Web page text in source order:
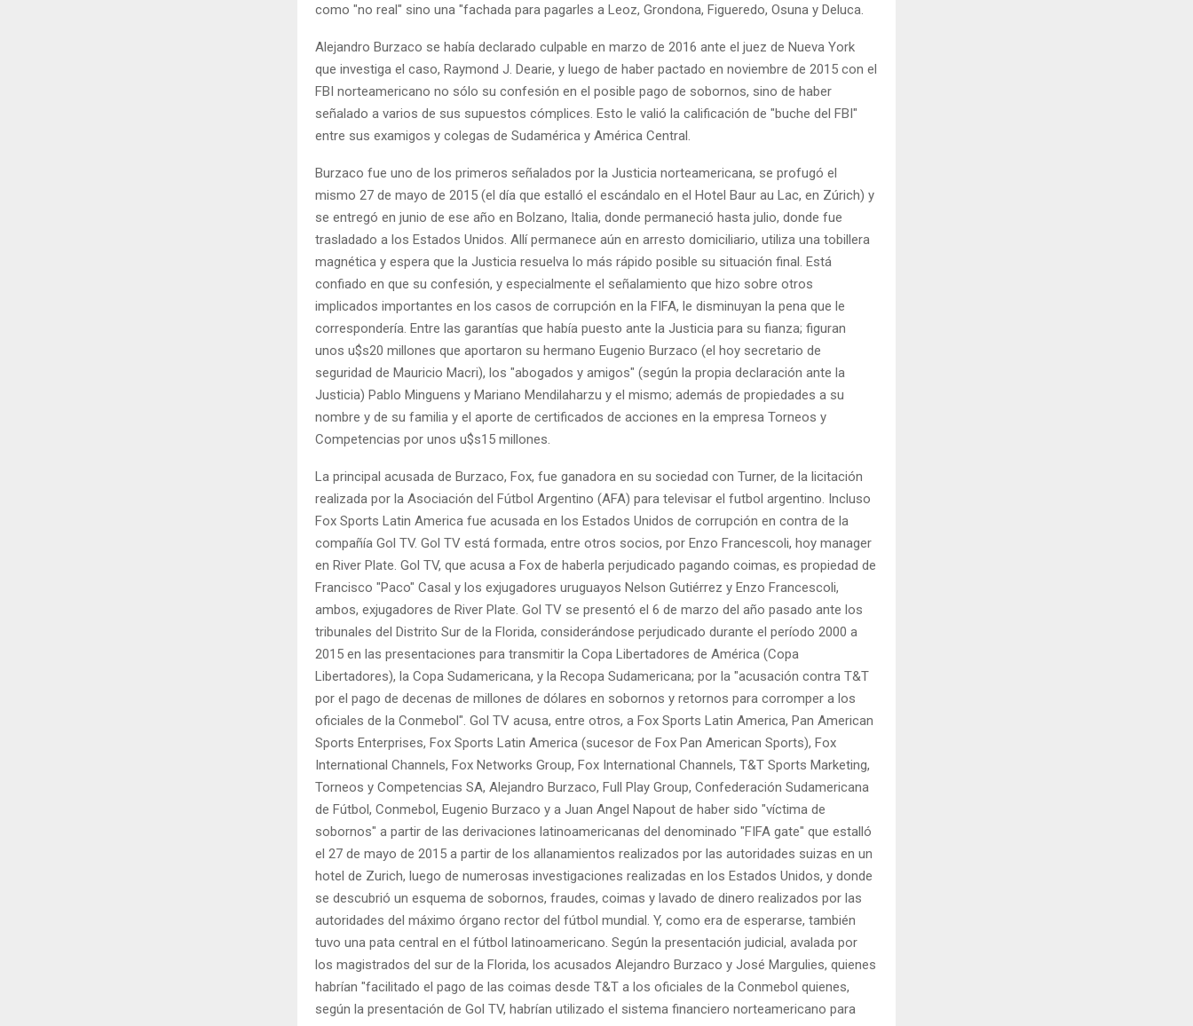
como "no real" sino una "fachada para pagarles a Leoz, Grondona, Figueredo, Osuna y Deluca.
Alejandro Burzaco se había declarado culpable en marzo de 2016 ante el juez de Nueva York
que investiga el caso, Raymond J. Dearie, y luego de haber pactado en noviembre de 2015 con el
FBI norteamericano no sólo su confesión en el posible pago de sobornos, sino de haber
señalado a varios de sus supuestos cómplices. Esto le valió la calificación de "buche del FBI"
entre sus examigos y colegas de Sudamérica y América Central.
Burzaco fue uno de los primeros señalados por la Justicia norteamericana, se profugó el
mismo 27 de mayo de 2015 (el día que estalló el escándalo en el Hotel Baur au Lac, en Zúrich) y
se entregó en junio de ese año en Bolzano, Italia, donde permaneció hasta julio, donde fue
trasladado a los Estados Unidos. Allí permanece aún en arresto domiciliario, utiliza una tobillera
magnética y espera que la Justicia resuelva lo más rápido posible su situación final. Está
confiado en que su confesión, y especialmente el señalamiento que hizo sobre otros
implicados importantes en los casos de corrupción en la FIFA, le disminuyan la pena que le
correspondería. Entre las garantías que había puesto ante la Justicia para su fianza; figuran
unos u$s20 millones que aportaron su hermano Eugenio Burzaco (el hoy secretario de
seguridad de Mauricio Macri), los "abogados y amigos" (según la propia declaración ante la
Justicia) Pablo Minguens y Mariano Mendilaharzu y el mismo; además de propiedades a su
nombre y de su familia y el aporte de certificados de acciones en la empresa Torneos y
Competencias por unos u$s15 millones.
La principal acusada de Burzaco, Fox, fue ganadora en su sociedad con Turner, de la licitación
realizada por la Asociación del Fútbol Argentino (AFA) para televisar el futbol argentino. Incluso
Fox Sports Latin America fue acusada en los Estados Unidos de corrupción en contra de la
compañía Gol TV. Gol TV está formada, entre otros socios, por Enzo Francescoli, hoy manager
en River Plate. Gol TV, que acusa a Fox de haberla perjudicado pagando coimas, es propiedad de
Francisco "Paco" Casal y los exjugadores uruguayos Nelson Gutiérrez y Enzo Francescoli,
ambos, exjugadores de River Plate. Gol TV se presentó el 6 de marzo del año pasado ante los
tribunales del Distrito Sur de la Florida, considerándose perjudicado durante el período 2000 a
2015 en las presentaciones para transmitir la Copa Libertadores de América (Copa
Libertadores), la Copa Sudamericana, y la Recopa Sudamericana; por la "acusación contra T&T
por el pago de decenas de millones de dólares en sobornos y retornos para corromper a los
oficiales de la Conmebol". Gol TV acusa, entre otros, a Fox Sports Latin America, Pan American
Sports Enterprises, Fox Sports Latin America (sucesor de Fox Pan American Sports), Fox
International Channels, Fox Networks Group, Fox International Channels, T&T Sports Marketing,
Torneos y Competencias SA, Alejandro Burzaco, Full Play Group, Confederación Sudamericana
de Fútbol, Conmebol, Eugenio Burzaco y a Juan Angel Napout de haber sido "víctima de
sobornos" a partir de las derivaciones latinoamericanas del denominado "FIFA gate" que estalló
el 27 de mayo de 2015 a partir de los allanamientos realizados por las autoridades suizas en un
hotel de Zurich, luego de numerosas investigaciones realizadas en los Estados Unidos, y donde
se descubrió un esquema de sobornos, fraudes, coimas y lavado de dinero realizados por las
autoridades del máximo órgano rector del fútbol mundial. Y, como era de esperarse, también
tuvo una pata central en el fútbol latinoamericano. Según la presentación judicial, avalada por
los magistrados del sur de la Florida, los acusados Alejandro Burzaco y José Margulies, quienes
habrían "facilitado el pago de las coimas desde T&T a los oficiales de la Conmebol quienes,
según la presentación de Gol TV, habrían utilizado el sistema financiero norteamericano para